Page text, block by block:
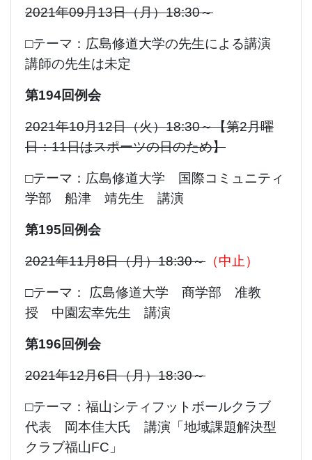
2021年09月13日（月）18:30～
□テーマ：広島修道大学の先生による講演
講師の先生は未定
第194回例会
2021年10月12日（火）18:30～【第2月曜
日：11日はスポーツの日のため】
□テーマ：広島修道大学 国際コミュニティ
学部 船津 靖先生 講演
第195回例会
2021年11月8日（月）18:30～ （中止）
□テーマ： 広島修道大学 商学部 准教
授 中園宏幸先生 講演
第196回例会
2021年12月6日（月）18:30～
□テーマ：福山シティフットボールクラブ
代表 岡本佳大氏 講演「地域課題解決型
クラブ福山FC」